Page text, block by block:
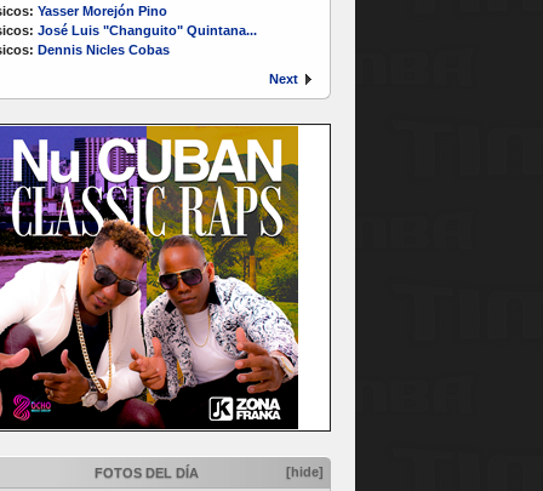
Yasser Morejón Pino
José Luis "Changuito" Quintana...
Dennis Nicles Cobas
Next
FOTOS DEL DÍA [hide]